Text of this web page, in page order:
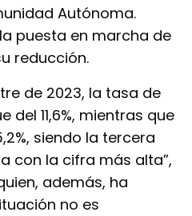
Autónoma.
puesta en marcha de
reducción.
de 2023, la tasa de
11,6%, mientras que
siendo la tercera
con la cifra más alta”,
además, ha
no es